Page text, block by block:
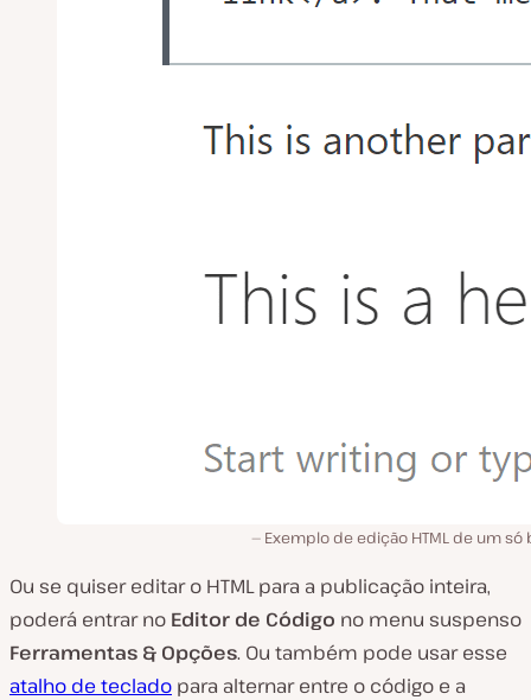
Exemplo de edição HTML de um só
Ou se quiser editar o HTML para a publicação inteira,
poderá entrar no Editor de Código no menu suspenso
Ferramentas & Opções. Ou também pode usar esse
atalho de teclado para alternar entre o código e a